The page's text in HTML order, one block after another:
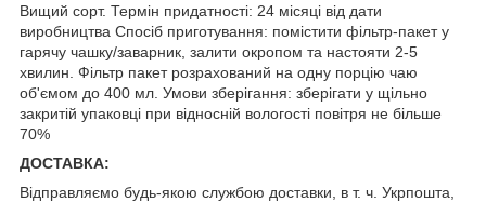
Вищий сорт. Термін придатності: 24 місяці від дати
виробництва Спосіб приготування: помістити фільтр-пакет у
гарячу чашку/заварник, залити окропом та настояти 2-5
хвилин. Фільтр пакет розрахований на одну порцію чаю
об'ємом до 400 мл. Умови зберігання: зберігати у щільно
закритій упаковці при відносній вологості повітря не більше
70%
ДОСТАВКА:
Відправляємо будь-якою службою доставки, в т. ч. Укрпошта,